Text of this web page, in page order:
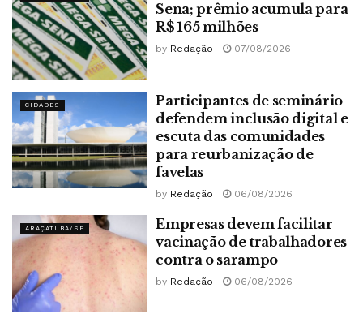
Sena; prêmio acumula para
R$ 165 milhões
by Redação 07/08/2026
CIDADES
Participantes de seminário
defendem inclusão digital e
escuta das comunidades
para reurbanização de
favelas
by Redação 06/08/2026
ARAÇATUBA/SP
Empresas devem facilitar
vacinação de trabalhadores
contra o sarampo
by Redação 06/08/2026